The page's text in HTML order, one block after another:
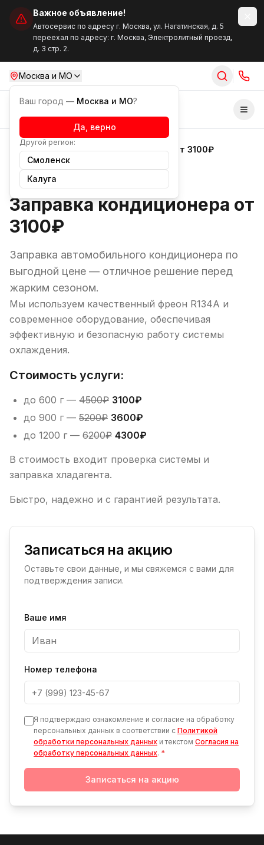
Важное объявление!
Автосервис по адресу г. Москва, ул. Нагатинская, д. 5
переехал по адресу: г. Москва, Электролитный проезд,
д. 3 стр. 2.
Москва и МО
Ваш город — Москва и МО?
Да, верно
Другой регион:
Смоленск
Калуга
Акции Заправка кондиционера от 3100₽
Выгодно
Заправка кондиционера от
3100₽
Заправка автомобильного кондиционера по
выгодной цене — отличное решение перед
жарким сезоном.
Мы используем качественный фреон R134A и
современное оборудование, обеспечивая
эффективную и безопасную работу системы
охлаждения.
Стоимость услуги:
до 600 г — 4500₽ 3100₽
до 900 г — 5200₽ 3600₽
до 1200 г — 6200₽ 4300₽
В стоимость входит проверка системы и
заправка хладагента.
Быстро, надежно и с гарантией результата.
Записаться на акцию
Оставьте свои данные, и мы свяжемся с вами для
подтверждения записи.
Ваше имя
Номер телефона
Я подтверждаю ознакомление и согласие на обработку
персональных данных в соответствии с Политикой
обработки персональных данных и текстом Согласия на
обработку персональных данных. *
Записаться на акцию